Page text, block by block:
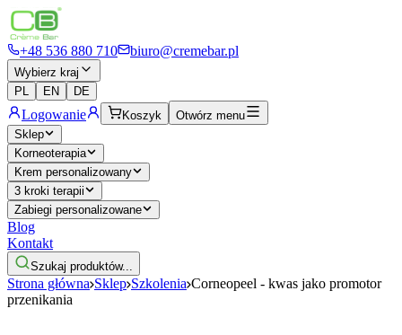
+48 536 880 710 biuro@cremebar.pl
Wybierz kraj
PL
EN DE
Logowanie Koszyk
Otwórz menu
Sklep
Korneoterapia
Krem personalizowany
3 kroki terapii
Zabiegi personalizowane
Blog
Kontakt
Szukaj produktów...
Strona główna Sklep Szkolenia Corneopeel - kwas jako promotor
przenikania